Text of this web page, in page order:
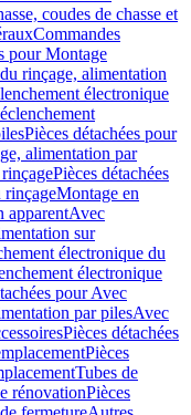
coudes de chasse et
Commandes
pour Montage
rinçage, alimentation
électronique
Pièces détachées pour
alimentation par
Pièces détachées
rinçageMontage en
apparentAvec
sur
électronique du
électronique
pour Avec
par pilesAvec
Pièces détachées
Pièces
Tubes de
rénovationPièces